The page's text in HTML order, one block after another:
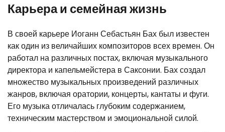
Карьера и семейная жизнь
В своей карьере Иоганн Себастьян Бах был известен
как один из величайших композиторов всех времен. Он
работал на различных постах, включая музыкального
директора и капельмейстера в Саксонии. Бах создал
множество музыкальных произведений различных
жанров, включая оратории, концерты, кантаты и фуги.
Его музыка отличалась глубоким содержанием,
техническим мастерством и эмоциональной силой.